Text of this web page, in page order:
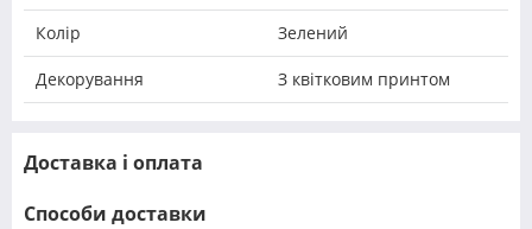
Колір Зелений
Декорування З квітковим принтом
Доставка і оплата
Способи доставки